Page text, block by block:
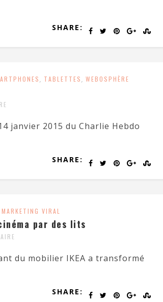
SHARE:
, TABLETTES, WEBOSPHÈRE
janvier 2015 du Charlie Hebdo
SHARE:
MARKETING VIRAL
par des lits
du mobilier IKEA a transformé
SHARE: